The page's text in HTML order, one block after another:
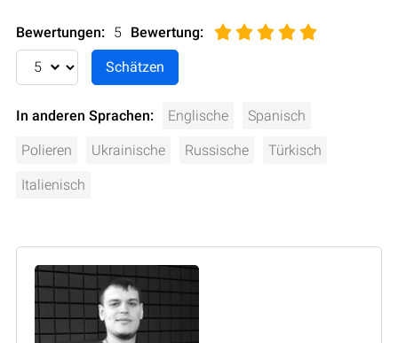
Bewertungen: 5 Bewertung:
In anderen Sprachen: Englische Spanisch
Polieren Ukrainische Russische Türkisch
Italienisch